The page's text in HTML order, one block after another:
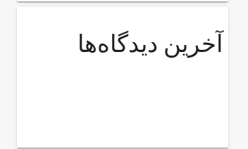
آخرین دیدگاه‌ها